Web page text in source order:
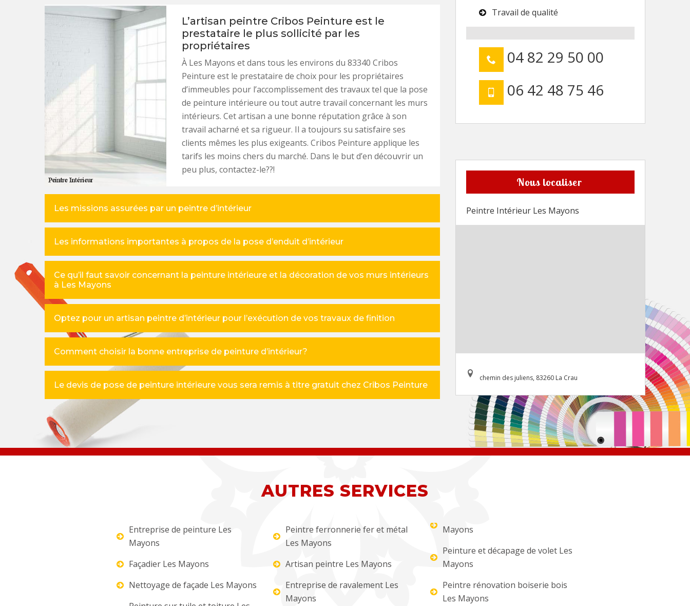
L’artisan peintre Cribos Peinture est le
prestataire le plus sollicité par les
propriétaires
À Les Mayons et dans tous les environs du 83340 Cribos
Peinture est le prestataire de choix pour les propriétaires
d’immeubles pour l’accomplissement des travaux tel que la pose
de peinture intérieure ou tout autre travail concernant les murs
intérieurs. Cet artisan a une bonne réputation grâce à son
travail acharné et sa rigueur. Il a toujours su satisfaire ses
clients mêmes les plus exigeants. Cribos Peinture applique les
tarifs les moins chers du marché. Dans le but d’en découvrir un
peu plus, contactez-le??!
Les missions assurées par un peintre d’intérieur
Les informations importantes à propos de la pose d’enduit d’intérieur
Ce qu’il faut savoir concernant la peinture intérieure et la décoration de vos murs intérieurs
à Les Mayons
Optez pour un artisan peintre d’intérieur pour l’exécution de vos travaux de finition
Comment choisir la bonne entreprise de peinture d’intérieur?
Le devis de pose de peinture intérieure vous sera remis à titre gratuit chez Cribos Peinture
Travail de qualité
04 82 29 50 00
06 42 48 75 46
Nous localiser
Peintre Intérieur Les Mayons
chemin des juliens, 83260 La Crau
AUTRES SERVICES
Entreprise de peinture Les
Mayons
Façadier Les Mayons
Nettoyage de façade Les Mayons
Peintre ferronnerie fer et métal
Les Mayons
Artisan peintre Les Mayons
Entreprise de ravalement Les
Mayons
Mayons
Peinture et décapage de volet Les
Mayons
Peintre rénovation boiserie bois
Les Mayons